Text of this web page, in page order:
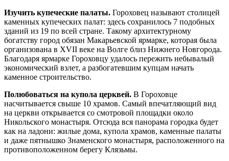
Изучить купеческие палаты. Гороховец называют столицей
каменных купеческих палат: здесь сохранилось 7 подобных
зданий из 19 по всей стране. Такому архитектурному
богатству город обязан Макарьевской ярмарке, которая была
организована в XVII веке на Волге близ Нижнего Новгорода.
Благодаря ярмарке Гороховцу удалось пережить небывалый
экономический взлет, а разбогатевшим купцам начать
каменное строительство.
Полюбоваться на купола церквей. В Гороховце
насчитывается свыше 10 храмов. Самый впечатляющий вид
на церкви открывается со смотровой площадки около
Никольского монастыря. Отсюда вся панорама городка будет
как на ладони: жилые дома, купола храмов, каменные палаты
и даже пятнышко Знаменского монастыря, расположенного на
противоположенном берегу Клязьмы.